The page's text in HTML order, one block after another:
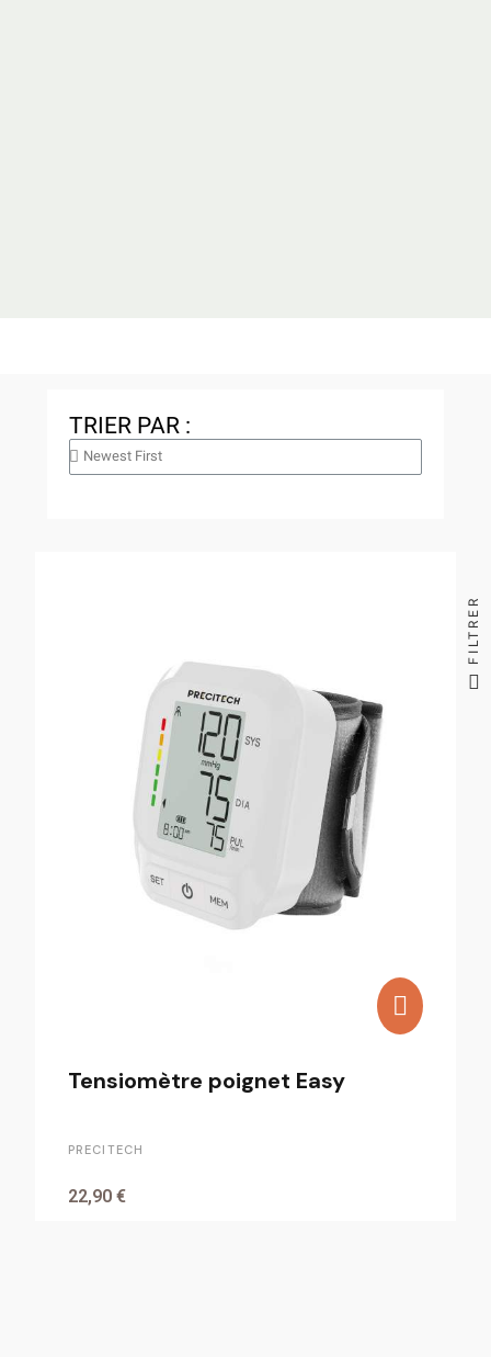
TRIER PAR :
Tensiomètre poignet Easy
PRECITECH
22,90 €
FILTRER